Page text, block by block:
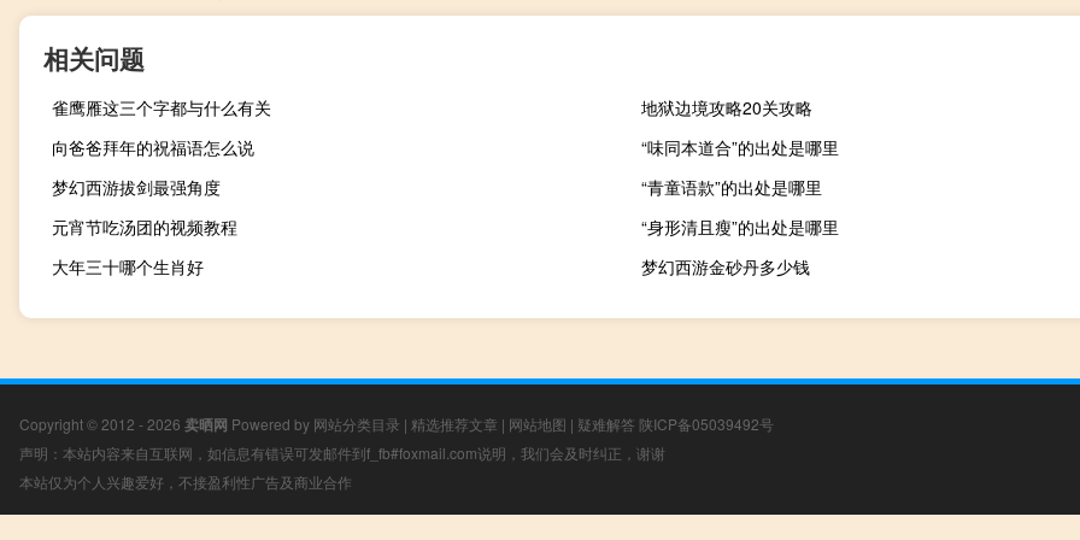
相关问题
雀鹰雁这三个字都与什么有关
地狱边境攻略20关攻略
向爸爸拜年的祝福语怎么说
“味同本道合”的出处是哪里
梦幻西游拔剑最强角度
“青童语款”的出处是哪里
元宵节吃汤团的视频教程
“身形清且瘦”的出处是哪里
大年三十哪个生肖好
梦幻西游金砂丹多少钱
Copyright © 2012 - 2026 卖晒网 Powered by 网站分类目录 | 精选推荐文章 | 网站地图 | 疑难解答 陕ICP备05039492号
声明：本站内容来自互联网，如信息有错误可发邮件到f_fb#foxmail.com说明，我们会及时纠正，谢谢
本站仅为个人兴趣爱好，不接盈利性广告及商业合作